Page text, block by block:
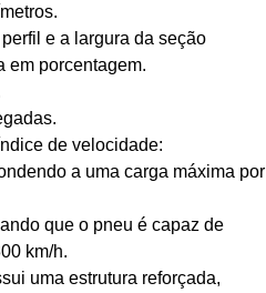
e a largura da seção
em porcentagem.
de velocidade:
a uma carga máxima por
que o pneu é capaz de
km/h.
uma estrutura reforçada,